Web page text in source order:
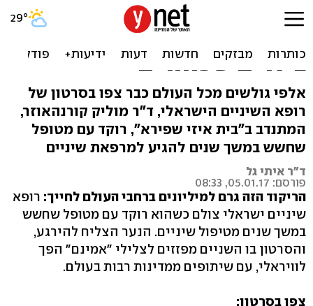
ריקוד המקדחה: כך מצליח
רופא השיניים הישראלי לטפל
בילדים שפוחדים
אלפי גולשים מכל העולם כבר צפו בסרטון של
רופא השיניים הישראלי, ד"ר מוליק קורנהאוזר,
המתנדב ב"בית איזי שפירא", רוקד עם מטופל
שחשש במשך שנים להגיע למרפאת שיניים
ד"ר איתי גל
פורסם: 05.01.17, 08:33
הריקוד הזה גרם למיליונים ברחבי העולם לחייך: רופא
שיניים ישראלי צולם כשהוא רוקד עם מטופל שחשש
במשך שנים מטיפול שיניים. הנער הצליח להירגע,
והסרטון בו השניים מפזזים לצלילי "אמינם" הפך
לוויראלי, עם שיתופים ממדינות רבות בעולם.
צפו בסרטון: